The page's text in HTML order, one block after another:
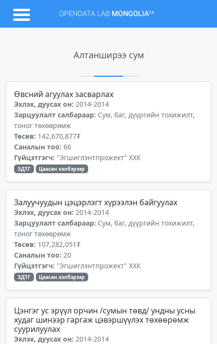
Алтанширээ сум
Өвсний агуулах засварлах
Эхлэх, дуусах он: 2014-2014
Зарцуулалт салбараар: Сум, баг, дүүргийн тохижилт,
тоног төхөөрөмж
Төсөв: 142,670,877₮
Саналын тоо: 66
Гүйцэтгэгч: "Эгшиглэнтпрожект" ХХК
ЗДТГ Цаасан хэлбэрээр
Залуучуудын цэцэрлэгт хүрээлэн байгуулах
Эхлэх, дуусах он: 2014-2014
Зарцуулалт салбараар: Сум, баг, дүүргийн тохижилт,
тоног төхөөрөмж
Төсөв: 107,282,051₮
Саналын тоо: 20
Гүйцэтгэгч: "Эгшиглэнтпрожект" ХХК
ЗДТГ Цаасан хэлбэрээр
Цэнгэг ус эрүүл орчин /сумын төвд/ ундны усны
худаг шинээр гаргаж цэвэршүүлэх төхөөрөмж
суурилуулах
Эхлэх, дуусах он: 2014-2014